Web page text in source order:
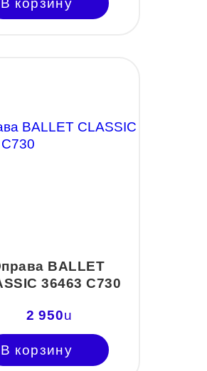
В корзину
BALLET
36463 С730
2 950u
В корзину